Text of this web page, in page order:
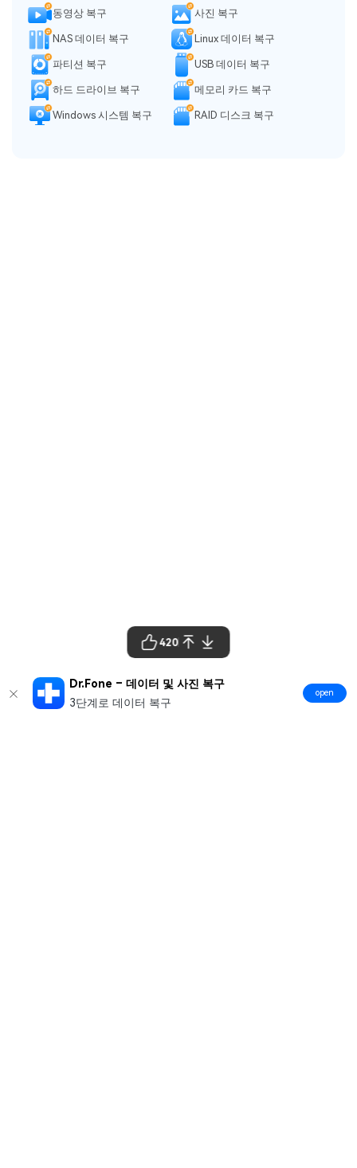
동영상 복구 사진 복구
NAS 데이터 복구 Linux 데이터 복구
파티션 복구 USB 데이터 복구
하드 드라이브 복구 메모리 카드 복구
Windows 시스템 복구 RAID 디스크 복구
420
Dr.Fone – 데이터 및 사진 복구
3단계로 데이터 복구
open